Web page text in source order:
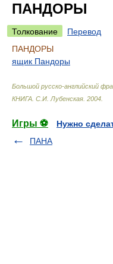
ПАНДОРЫ
Толкование
Перевод
ПАНДОРЫ
ящик Пандоры
Большой русско-английский
КНИГА С.И. Лубенская 2004
Игры ⚽
Нужно
ПАНА